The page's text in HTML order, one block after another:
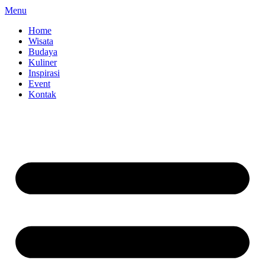
Menu
Home
Wisata
Budaya
Kuliner
Inspirasi
Event
Kontak